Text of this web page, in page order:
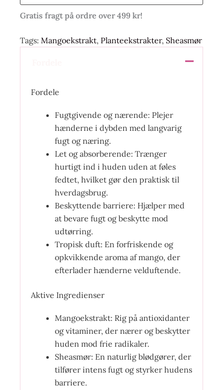
Gratis fragt på ordre over 499 kr!
Tags: Mangoekstrakt, Planteekstrakter, Sheasmør
Fordele
Fugtgivende og nærende: Plejer
hænderne i dybden med langvarig
fugt og næring.
Let og absorberende: Trænger
hurtigt ind i huden uden at føles
fedtet, hvilket gør den praktisk til
hverdagsbrug.
Beskyttende barriere: Hjælper med
at bevare fugt og beskytte mod
udtørring.
Tropisk duft: En forfriskende og
opkvikkende aroma af mango, der
efterlader hænderne velduftende.
Aktive Ingredienser
Mangoekstrakt: Rig på antioxidanter
og vitaminer, der nærer og beskytter
huden mod frie radikaler.
Sheasmør: En naturlig blødgører, der
tilfører intens fugt og styrker hudens
barriere.